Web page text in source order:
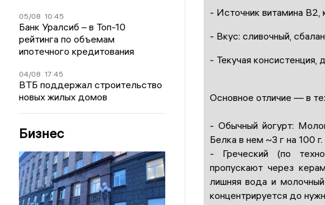
05/08 10:45
Банк Уралсиб – в Топ-10
рейтинга по объемам
ипотечного кредитования
04/08 17:45
ВТБ поддержал строительство
новых жилых домов
Бизнес
- Источник витамина В2,
- Вкус: сливочный,
- Текучая консистенция,
Основное отличие — в
- Обычный йогурт:
Белка в нем ~3 г на 100 г.
- Греческий (по
пропускают через
лишняя вода и
концентрируется до